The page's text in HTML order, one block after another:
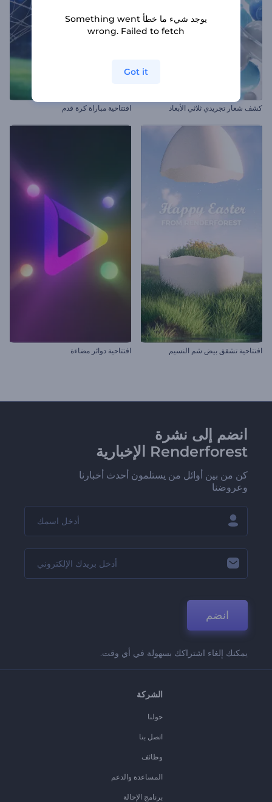
كشف شعار تجريدي ثلاثي الأبعاد افتتاحية مباراة كرة قدم
افتتاحية تشقق بيض شم النسيم افتتاحية دوائر مضاءة
انضم إلى نشرة
Renderforest الإخبارية
كن من بين أوائل من يستلمون أحدث أخبارنا
وعروضنا
انضم
يمكنك إلغاء اشتراكك بسهولة في أي وقت.
الشركة
حولنا
اتصل بنا
وظائف
المساعدة والدعم
برنامج الإحالة
يوجد شيء ما خطأ Something went
wrong. Failed to fetch
Got it